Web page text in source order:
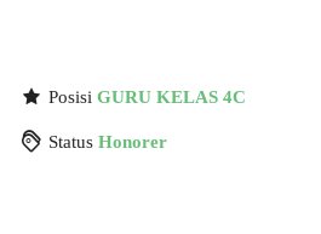
Posisi GURU KELAS 4C
Status Honorer